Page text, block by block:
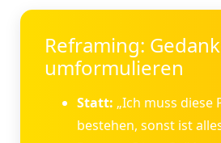
Reframing:
umformulieren
Statt: „Ich muss diese
bestehen, sonst ist